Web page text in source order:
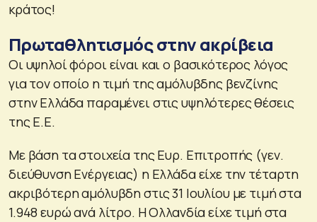
κράτος!
Πρωταθλητισμός στην ακρίβεια
Οι υψηλοί φόροι είναι και ο βασικότερος λόγος
για τον οποίο η τιμή της αμόλυβδης βενζίνης
στην Ελλάδα παραμένει στις υψηλότερες θέσεις
της Ε.Ε.
Με βάση τα στοιχεία της Ευρ. Επιτροπής (γεν.
διεύθυνση Ενέργειας) η Ελλάδα είχε την τέταρτη
ακριβότερη αμόλυβδη στις 31 Ιουλίου με τιμή στα
1.948 ευρώ ανά λίτρο. Η Ολλανδία είχε τιμή στα